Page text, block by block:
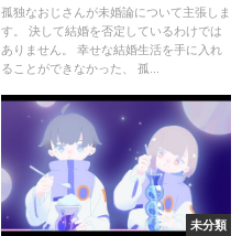
主張
孤独なおじさんが未婚論について主張しま
す。 決して結婚を否定しているわけでは
ありません。 幸せな結婚生活を手に入れ
ることができなかった、 孤...
未分類